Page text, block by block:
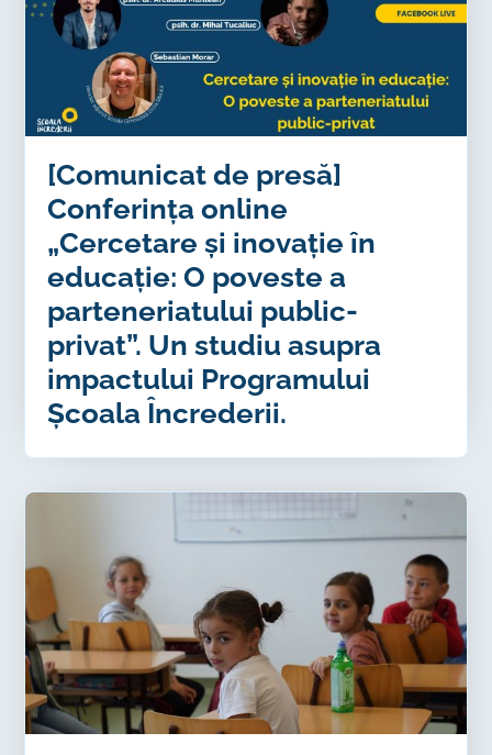
[Comunicat de presă]
Conferința online
„Cercetare și inovație în
educație: O poveste a
parteneriatului public-
privat”. Un studiu asupra
impactului Programului
Școala Încrederii.